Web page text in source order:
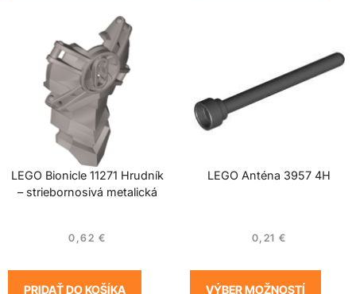
LEGO Bionicle 11271 Hrudník
– striebornosivá metalická
0,62 €
PRIDAŤ DO KOŠÍKA
LEGO Anténa 3957 4H
0,21 €
VÝBER MOŽNOSTÍ